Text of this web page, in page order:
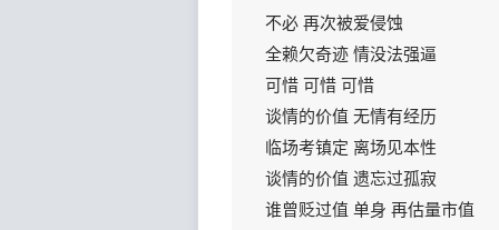
不必 再次被爱侵蚀
全赖欠奇迹 情没法强逼
可惜 可惜 可惜
谈情的价值 无情有经历
临场考镇定 离场见本性
谈情的价值 遗忘过孤寂
谁曾贬过值 单身 再估量市值